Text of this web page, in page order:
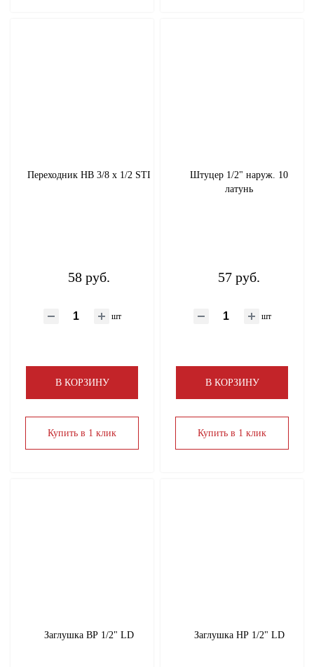
Переходник НВ 3/8 х 1/2 STI
58 руб.
шт
В КОРЗИНУ
Купить в 1 клик
Штуцер 1/2" наруж. 10
латунь
57 руб.
шт
В КОРЗИНУ
Купить в 1 клик
Заглушка ВР 1/2" LD Заглушка НР 1/2" LD